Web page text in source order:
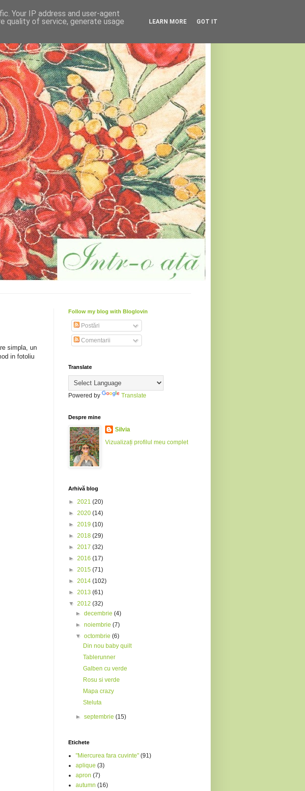
simpla, un
in fotoliu
Follow my blog with Bloglovin
Postări
Comentarii
Translate
Powered by Translate
Despre mine
Silvia
Vizualizați profilul meu complet
Arhivă blog
► 2021 (20)
► 2020 (14)
► 2019 (10)
► 2018 (29)
► 2017 (32)
► 2016 (17)
► 2015 (71)
► 2014 (102)
► 2013 (61)
▼ 2012 (32)
►decembrie(4)
►noiembrie(7)
▼octombrie(6)
Din nou baby quilt
Tablerunner
Galben cu verde
Rosu si verde
Mapa crazy
Steluta
►septembrie(15)
Etichete
"Miercurea fara cuvinte" (91)
aplique (3)
apron (7)
autumn (16)
Your IP address and user-agent
quality of service, generate usage
LEARN MORE GOT IT